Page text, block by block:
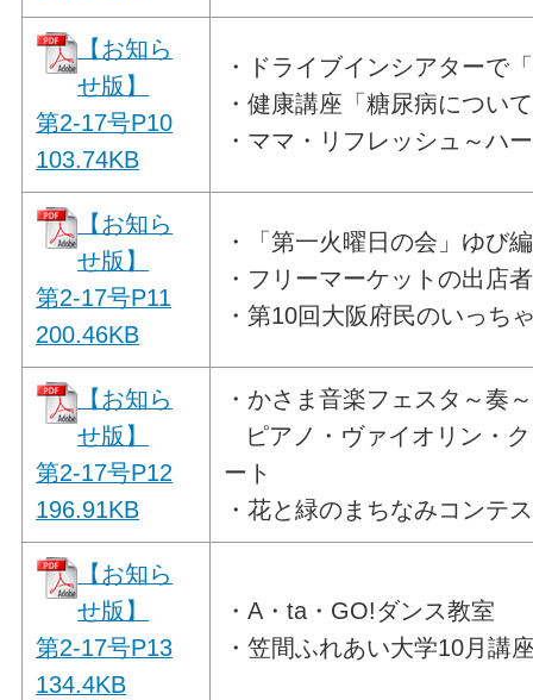
【お知ら
せ版】
第2-17号P10
103.74KB
・ドライブインシアターで
・健康講座「糖尿病につい
・ママ・リフレッシュ～ハ
【お知ら
せ版】
第2-17号P11
200.46KB
・「第一火曜日の会」ゆび
・フリーマーケットの出店
・第10回大阪府民のいっち
【お知ら
せ版】
第2-17号P12
196.91KB
・かさま音楽フェスタ～奏～
ピアノ・ヴァイオリン・
ート
・花と緑のまちなみコンテ
【お知ら
せ版】
第2-17号P13
134.4KB
・A・ta・GO!ダンス教室
・笠間ふれあい大学10月講